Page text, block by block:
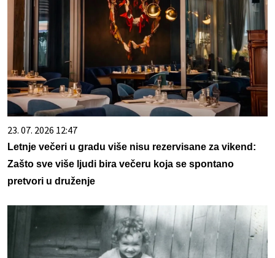
23. 07. 2026 12:47
Letnje večeri u gradu više nisu rezervisane za vikend:
Zašto sve više ljudi bira večeru koja se spontano
pretvori u druženje